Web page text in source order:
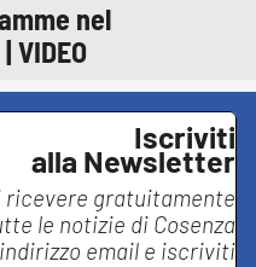
nel
VIDEO
Iscriviti
alla Newsletter
ricevere gratuitamente
le notizie di Cosenza
email e iscriviti